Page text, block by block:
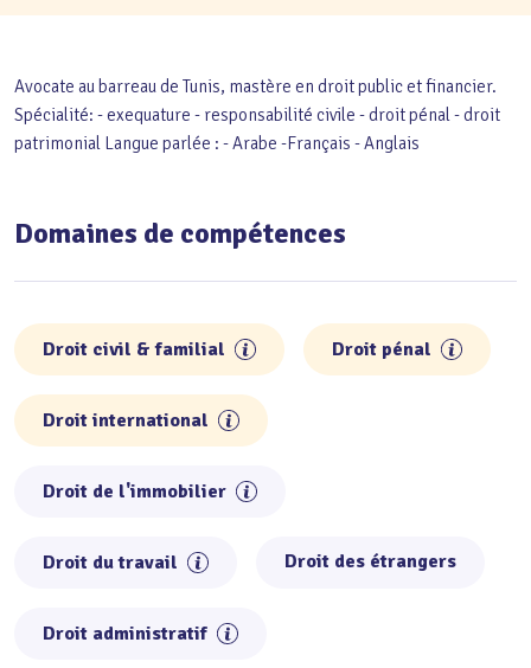
Avocate au barreau de Tunis, mastère en droit public et financier.
Spécialité: - exequature - responsabilité civile - droit pénal - droit
patrimonial Langue parlée : - Arabe -Français - Anglais
Domaines de compétences
Droit civil & familial Droit pénal
Droit international
Droit de l'immobilier
Droit du travail Droit des étrangers
Droit administratif